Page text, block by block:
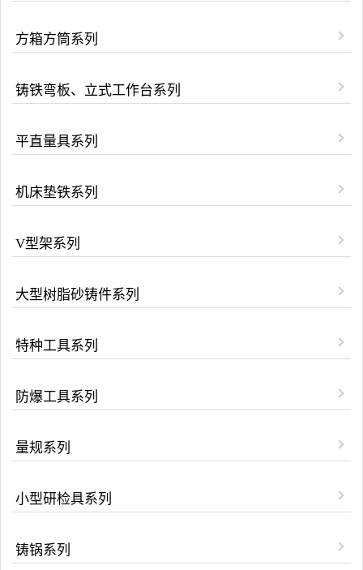
方箱方筒系列
铸铁弯板、立式工作台系列
平直量具系列
机床垫铁系列
V型架系列
大型树脂砂铸件系列
特种工具系列
防爆工具系列
量规系列
小型研检具系列
铸锅系列